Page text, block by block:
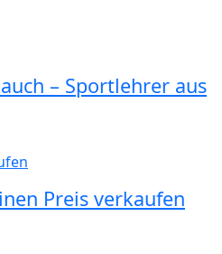
– Sportlehrer aus
Preis verkaufen